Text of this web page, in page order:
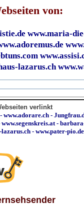
von:
www.maria-
lazarus.ch
verlinkt
- www.adorare.ch -
www.segenskreis.at-
lazarus.ch - www.pater-pio.de